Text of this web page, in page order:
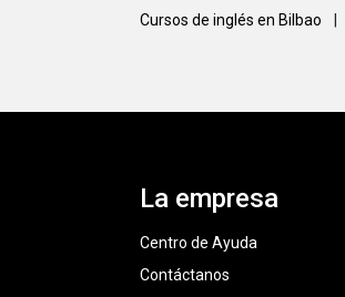
Cursos de inglés en Bilbao
La empresa
Centro de Ayuda
Contáctanos